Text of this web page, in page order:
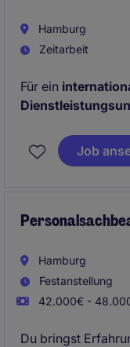
Hamburg
Zeitarbeit
Für ein
Serviceprozessen
(m/w/d). In dieser
Job
Hamburg
Festanstellung
42.000€ -
Du bringst